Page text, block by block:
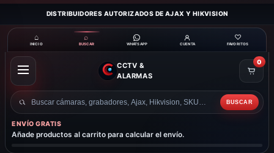
DISTRIBUIDORES AUTORIZADOS DE AJAX Y HIKVISION
⌂
INICIO
⌕
BUSCAR WHATSAPP CUENTA
♡
FAVORITOS
ABRIR
MENÚ
CCTV &
ALARMAS
Buscar
productos
BUSCAR
0
ENVÍO GRATIS
Añade productos al carrito para calcular el envío.